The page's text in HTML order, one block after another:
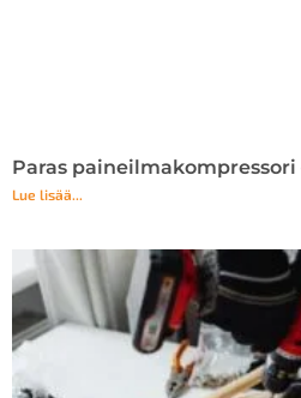
Paras
Lue lisää...